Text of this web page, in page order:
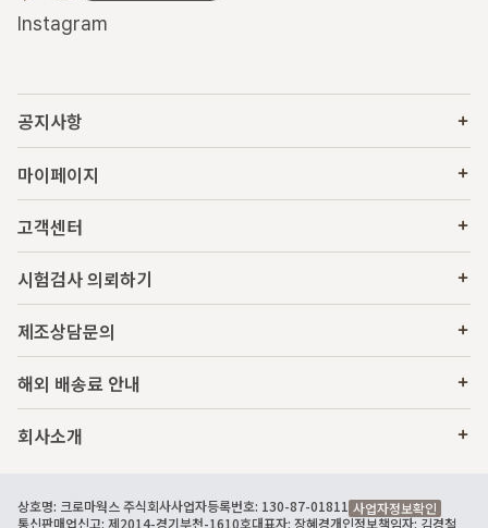
Instagram
공지사항
마이페이지
고객센터
시험검사 의뢰하기
제조상담문의
해외 배송료 안내
회사소개
상호명: 크로마웍스 주식회사사업자등록번호: 130-87-01811 사업자정보확인
통신판매업신고: 제2014-경기부천-1610호대표자: 장혜경개인정보책임자: 김경철